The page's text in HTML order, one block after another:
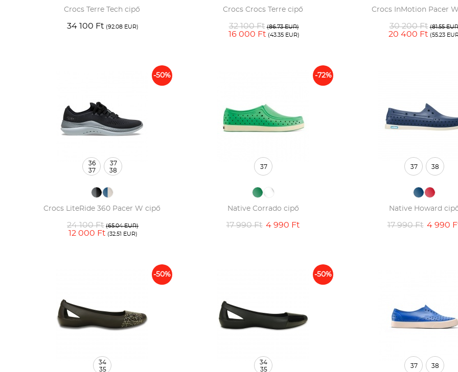
Crocs Terre Tech cipő
34 100 Ft (92.08 EUR)
Crocs Crocs Terre cipő
32 100 Ft (86.73 EUR)
16 000 Ft (43.35 EUR)
Crocs InMotion Pacer
30 200 Ft (81.55
20 400 Ft (55.23
-50%
Crocs LiteRide 360 Pacer W cipő
24 100 Ft (65.04 EUR)
12 000 Ft (32.51 EUR)
36
37
37
38
-72%
Native Corrado cipő
17 990 Ft 4 990 Ft
37
Native Howard
17 990 Ft 4 990
37 38
-50%
34
35
-50%
34
35
37 38